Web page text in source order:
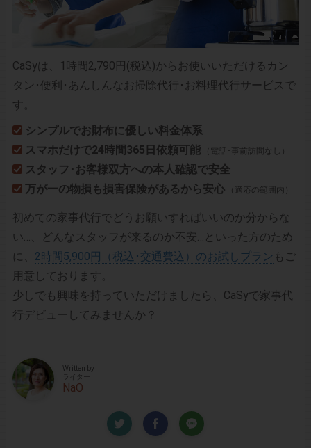
CaSyは、1時間2,790円(税込)からお使いいただけるカン
タン･便利･あんしんなお掃除代行･お料理代行サービスで
す。
シンプルでお財布に優しい料金体系
スマホだけで24時間365日依頼可能
（電話･事前訪問なし）
スタッフ･お客様双方への本人確認で安全
万が一の物損も損害保険があるから安心
（適応の範囲内）
初めての家事代行でどうお願いすればいいのか分からな
い…、どんなスタッフが来るのか不安…といった方のため
に、 2時間5,900円（税込･交通費込）のお試しプラン もご
用意しております。
少しでも興味を持っていただけましたら、CaSyで家事代
行デビューしてみませんか？
Written by
ライター
NaO